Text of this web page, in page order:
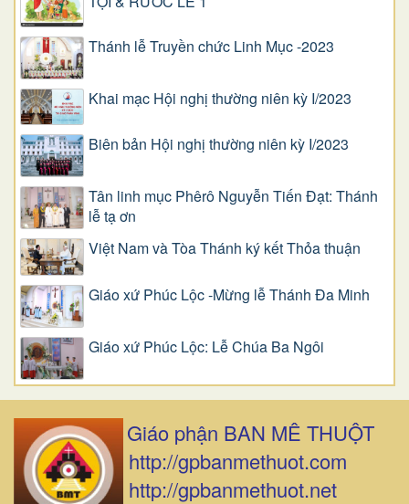
Thánh lễ Truyền chức Linh Mục -2023
Khai mạc Hội nghị thường niên kỳ I/2023
Biên bản Hội nghị thường niên kỳ I/2023
Tân linh mục Phêrô Nguyễn Tiến Đạt: Thánh
lễ tạ ơn
Việt Nam và Tòa Thánh ký kết Thỏa thuận
Giáo xứ Phúc Lộc -Mừng lễ Thánh Đa Minh
Giáo xứ Phúc Lộc: Lễ Chúa Ba Ngôi
Giáo phận BAN MÊ THUỘT
http://gpbanmethuot.com
http://gpbanmethuot.net